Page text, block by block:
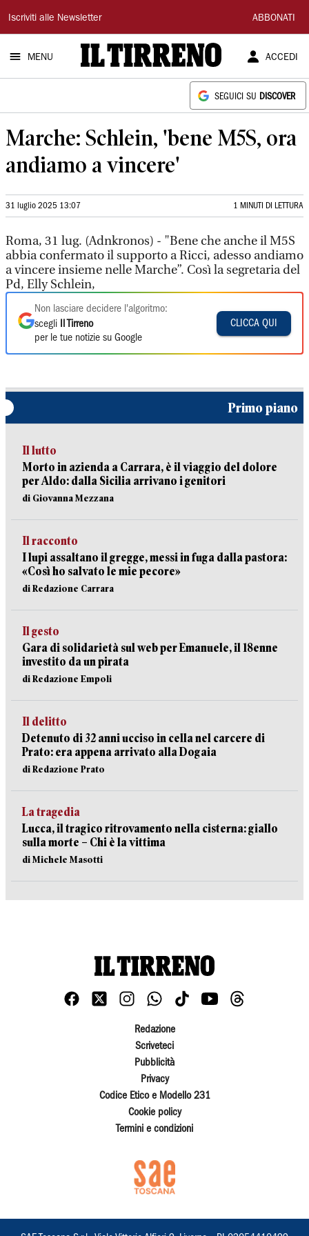
Il
Tirreno
Iscriviti alle Newsletter ABBONATI
MENU ACCEDI
SEGUICI SU DISCOVER
Marche: Schlein, 'bene M5S, ora
andiamo a vincere'
31 luglio 2025 13:07 1 MINUTI DI LETTURA
Roma, 31 lug. (Adnkronos) - "Bene che anche il M5S
abbia confermato il supporto a Ricci, adesso andiamo
a vincere insieme nelle Marche”. Così la segretaria del
Pd, Elly Schlein,
Non lasciare decidere l'algoritmo:
scegli
Il Tirreno
per le tue notizie su Google
CLICCA QUI
Primo piano
Il lutto
Morto in azienda a Carrara, è il viaggio del dolore
per Aldo: dalla Sicilia arrivano i genitori
di Giovanna Mezzana
Il racconto
I lupi assaltano il gregge, messi in fuga dalla pastora:
«Così ho salvato le mie pecore»
di Redazione Carrara
Il gesto
Gara di solidarietà sul web per Emanuele, il 18enne
investito da un pirata
di Redazione Empoli
Il delitto
Detenuto di 32 anni ucciso in cella nel carcere di
Prato: era appena arrivato alla Dogaia
di Redazione Prato
La tragedia
Lucca, il tragico ritrovamento nella cisterna: giallo
sulla morte – Chi è la vittima
di Michele Masotti
Redazione
Scriveteci
Pubblicità
Privacy
Codice Etico e Modello 231
Cookie policy
Termini e condizioni